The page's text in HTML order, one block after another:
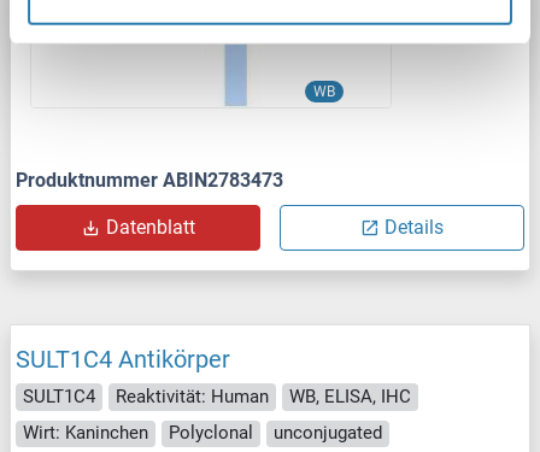
WB
Produktnummer ABIN2783473
Datenblatt Details
SULT1C4 Antikörper
SULT1C4 Reaktivität: Human
WB, ELISA, IHC
Wirt: Kaninchen
Polyclonal unconjugated